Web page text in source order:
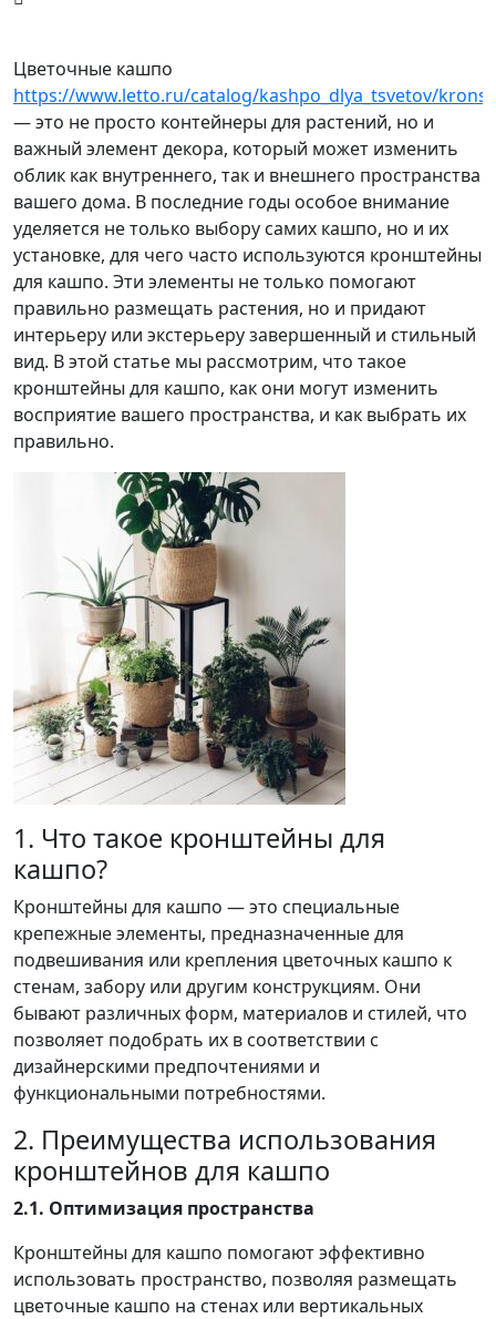
Цветочные кашпо
https://www.letto.ru/catalog/kashpo_dlya_tsvetov/
— это не просто контейнеры для растений, но и
важный элемент декора, который может изменить
облик как внутреннего, так и внешнего пространства
вашего дома. В последние годы особое внимание
уделяется не только выбору самих кашпо, но и их
установке, для чего часто используются кронштейны
для кашпо. Эти элементы не только помогают
правильно размещать растения, но и придают
интерьеру или экстерьеру завершенный и стильный
вид. В этой статье мы рассмотрим, что такое
кронштейны для кашпо, как они могут изменить
восприятие вашего пространства, и как выбрать их
правильно.
1. Что такое кронштейны для
кашпо?
Кронштейны для кашпо — это специальные
крепежные элементы, предназначенные для
подвешивания или крепления цветочных кашпо к
стенам, забору или другим конструкциям. Они
бывают различных форм, материалов и стилей, что
позволяет подобрать их в соответствии с
дизайнерскими предпочтениями и
функциональными потребностями.
2. Преимущества использования
кронштейнов для кашпо
2.1. Оптимизация пространства
Кронштейны для кашпо помогают эффективно
использовать пространство, позволяя размещать
цветочные кашпо на стенах или вертикальных